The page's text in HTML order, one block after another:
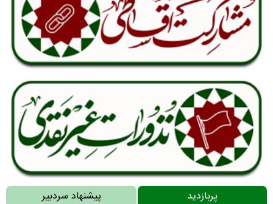
پربازدید پیشنهاد سردبیر